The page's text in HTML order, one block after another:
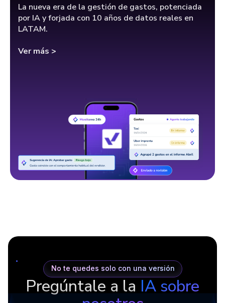
La nueva era de la gestión de gastos, potenciada
por IA y forjada con 10 años de datos reales en
LATAM.
Ver más >
No te quedes solo con una versión
Pregúntale a la IA sobre